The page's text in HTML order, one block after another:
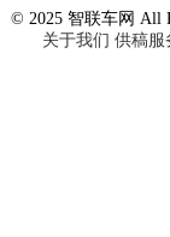
© 2025 智联车网 All
关于我们 供稿服